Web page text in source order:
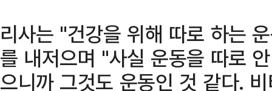
리사는 "건강을 위해 따로 하는
를 내저으며 "사실 운동을 따로
으니까 그것도 운동인 것 같다.